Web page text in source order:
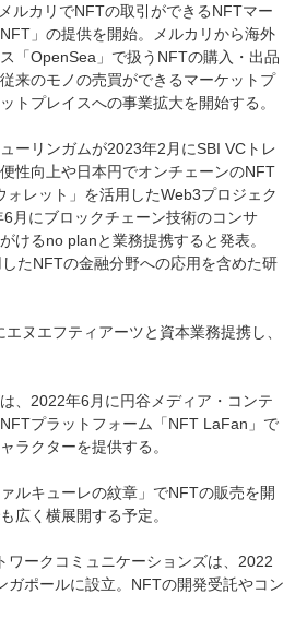
ルカリでNFTの取引ができるNFTマー
」の提供を開始。メルカリから海外
「OpenSea」で扱うNFTの購入・出品
来のモノの売買ができるマーケットプ
トプレイスへの事業拡大を開始する。
ーリンガムが2023年2月にSBI VCトレ
性向上や日本円でオンチェーンのNFT
レット」を活用したWeb3プロジェク
6月にブロックチェーン技術のコンサ
けるno planと業務提携すると発表。
たNFTの金融分野への応用を含めた研
ヌエフティアーツと資本業務提携し、
、2022年6月に円谷メディア・コンテ
プラットフォーム「NFT LaFan」で
ラクターを提供する。
ルキューレの紋章」でNFTの販売を開
広く横展開する予定。
ワークコミュニケーションズは、2022
ガポールに設立。NFTの開発受託やコン